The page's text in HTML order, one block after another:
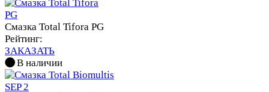
Смазка Total Tifora PG
Рейтинг:
ЗАКАЗАТЬ
В наличии